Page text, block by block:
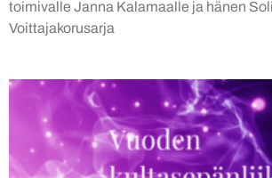
toimivalle Janna Kalamaalle ja hänen
Voittajakorusarja